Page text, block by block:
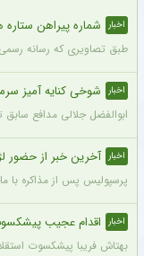
اخبار شماره پیراهن ستاره
طبق تصاویری که رسانه
اخبار شوخی کنایه آمیز
ابوالفضل جلالی مدافع سابق
اخبار آخرین خبر از حضور
پرسپولیس پس از مذاکره با
اخبار اقدام عجیب
بهتاش فریبا پیشکسوت